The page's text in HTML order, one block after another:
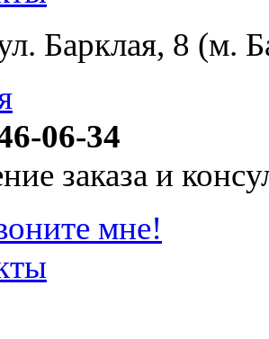
Барклая, 8 (м.
06-34
заказа и
мне!